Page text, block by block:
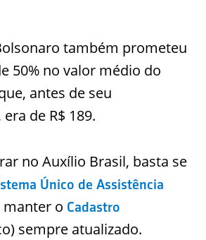
também prometeu
50% no valor médio do
antes de seu
de R$ 189.
no Auxílio Brasil, basta se
Único de Assistência
manter o Cadastro
sempre atualizado.